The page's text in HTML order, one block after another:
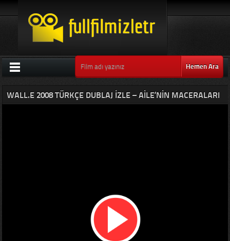
Hemen Ara
WALL.E 2008 TÜRKÇE DUBLAJ IZLE – AILE’NIN MACERALARI